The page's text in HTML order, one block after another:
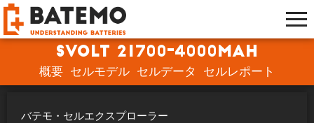
SVOLT 21700-4000mAh
概要 セルモデル セルデータ セルレポート
バテモ・セルエクスプローラー